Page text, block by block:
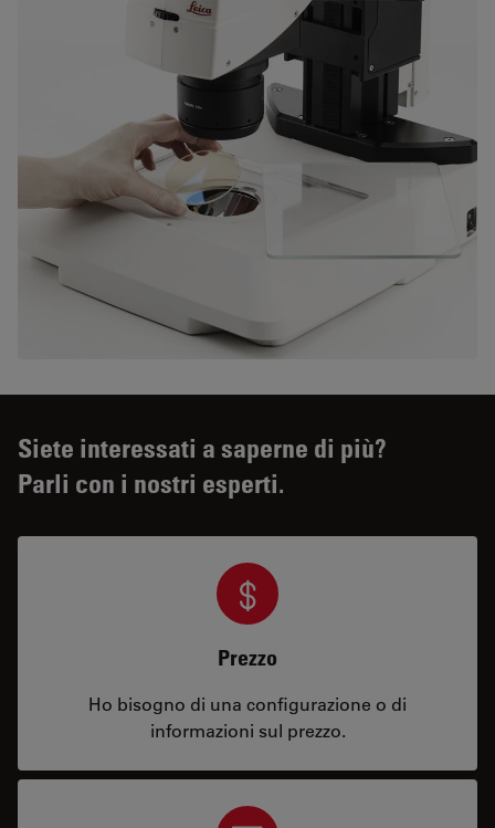
Siete interessati a saperne di più?
Parli con i nostri esperti.
Prezzo
Ho bisogno di una configurazione o di
informazioni sul prezzo.